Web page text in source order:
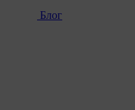
Блог